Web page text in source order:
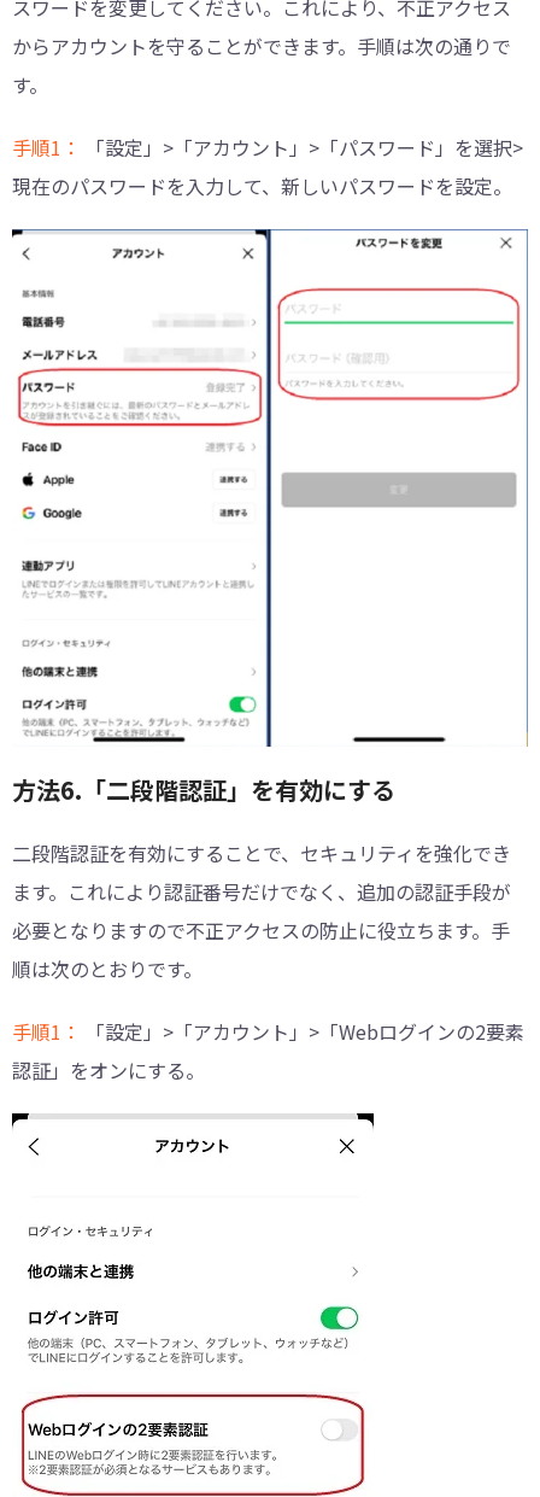
スワードを変更してください。これにより、不正アクセス
からアカウントを守ることができます。手順は次の通りで
す。
手順1：
「設定」>「アカウント」>「パスワード」を選択>
現在のパスワードを入力して、新しいパスワードを設定。
方法6.「二段階認証」を有効にする
二段階認証を有効にすることで、セキュリティを強化でき
ます。これにより認証番号だけでなく、追加の認証手段が
必要となりますので不正アクセスの防止に役立ちます。手
順は次のとおりです。
手順1：
「設定」>「アカウント」>「Webログインの2要素
認証」をオンにする。